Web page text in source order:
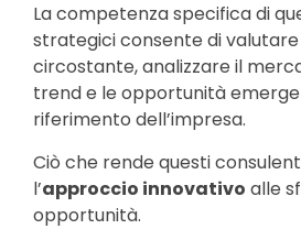
La competenza specifica di
strategici consente di valutare
circostante, analizzare il
trend e le opportunità
riferimento dell’impresa.
Ciò che rende questi
l’approccio innovativo alle
opportunità.